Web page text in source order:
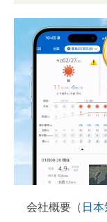
会社概要（ 日